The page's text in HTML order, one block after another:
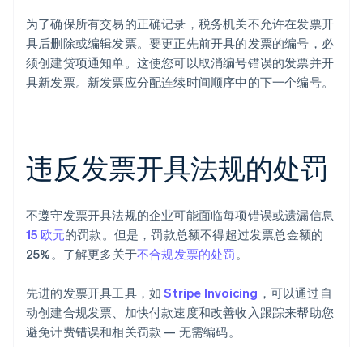
为了确保所有交易的正确记录，税务机关不允许在发票开
具后删除或编辑发票。要更正先前开具的发票的编号，必
须创建贷项通知单。这使您可以取消编号错误的发票并开
具新发票。新发票应分配连续时间顺序中的下一个编号。
违反发票开具法规的处罚
不遵守发票开具法规的企业可能面临每项错误或遗漏信息
15 欧元的罚款。但是，罚款总额不得超过发票总金额的
25%。了解更多关于不合规发票的处罚。
先进的发票开具工具，如Stripe Invoicing ，可以通过自
动创建合规发票、加快付款速度和改善收入跟踪来帮助您
避免计费错误和相关罚款 — 无需编码。
English
爱沙尼亚
奥地利
DeutschEnglish
澳大利亚
English
Português English
保加利亚
English
比利时